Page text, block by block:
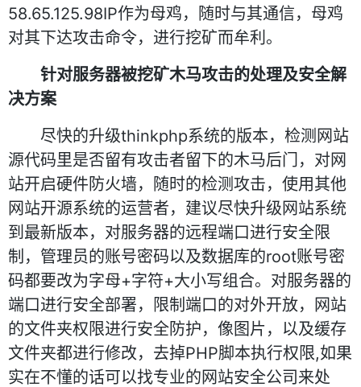
58.65.125.98IP作为母鸡，随时与其通信，母鸡
对其下达攻击命令，进行挖矿而牟利。
针对服务器被挖矿木马攻击的处理及安全解
决方案
尽快的升级thinkphp系统的版本，检测网站
源代码里是否留有攻击者留下的木马后门，对网
站开启硬件防火墙，随时的检测攻击，使用其他
网站开源系统的运营者，建议尽快升级网站系统
到最新版本，对服务器的远程端口进行安全限
制，管理员的账号密码以及数据库的root账号密
码都要改为字母+字符+大小写组合。对服务器的
端口进行安全部署，限制端口的对外开放，网站
的文件夹权限进行安全防护，像图片，以及缓存
文件夹都进行修改，去掉PHP脚本执行权限,如果
实在不懂的话可以找专业的网站安全公司来处